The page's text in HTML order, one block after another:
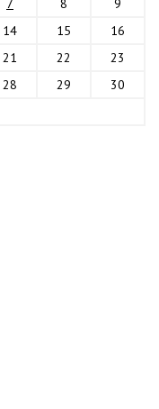
7 8
9
14 15
16
21 22
23
28 29
30